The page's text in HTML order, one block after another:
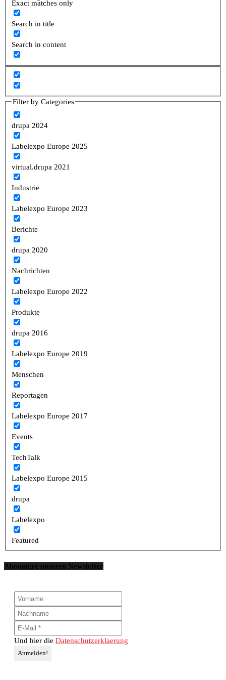
Exact matches only
Search in title
Search in content
Filter by Categories
drupa 2024
Labelexpo Europe 2025
virtual.drupa 2021
Industrie
Labelexpo Europe 2023
Berichte
drupa 2020
Nachrichten
Labelexpo Europe 2022
Produkte
drupa 2016
Labelexpo Europe 2019
Menschen
Reportagen
Labelexpo Europe 2017
Events
TechTalk
Labelexpo Europe 2015
drupa
Labelexpo
Featured
Abonniere unseren Newsletter
Und hier die Datenschutzerklaerung